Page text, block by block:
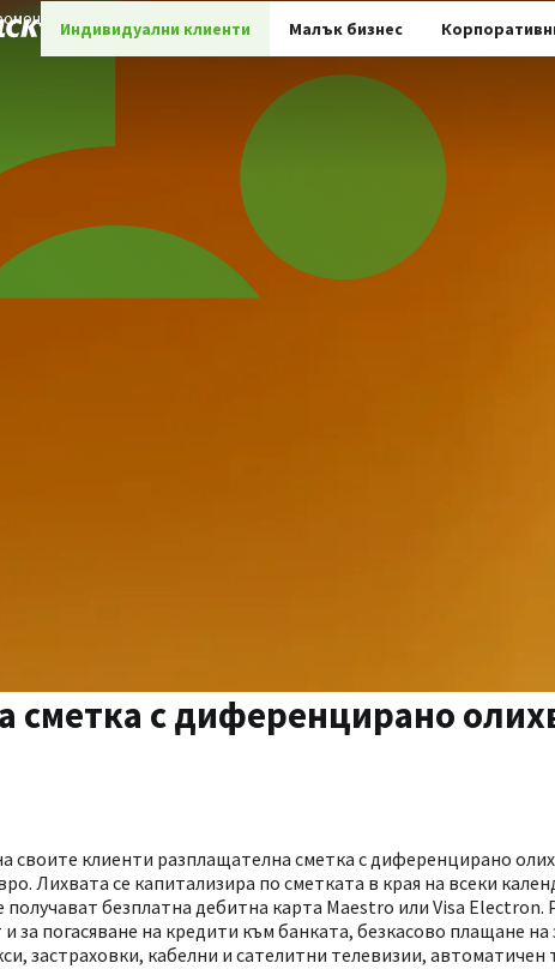
Индивидуални клиенти Малък бизнес
сметка с диференцирано
своите клиенти разплащателна сметка с диференцирано
Лихвата се капитализира по сметката в края на всеки
безплатна дебитна карта Maestro или Visa
за погасяване на кредити към банката, безкасово плащане
застраховки, кабелни и сателитни телевизии, автоматичен